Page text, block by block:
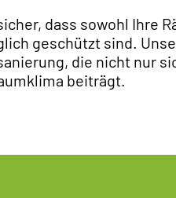
dass sowohl Ihre
geschützt sind.
die nicht nur
beiträgt.